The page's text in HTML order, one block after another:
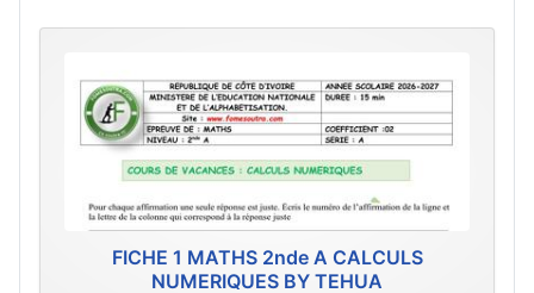
FICHE 1 MATHS 2nde A CALCULS
NUMERIQUES BY TEHUA